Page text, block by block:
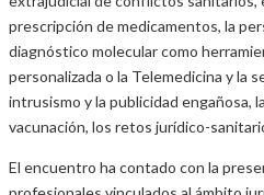
prescripción de medicamentos, la
diagnóstico molecular como
personalizada o la Telemedicina y la
intrusismo y la publicidad engañosa,
vacunación, los retos jurídico-
El encuentro ha contado con la